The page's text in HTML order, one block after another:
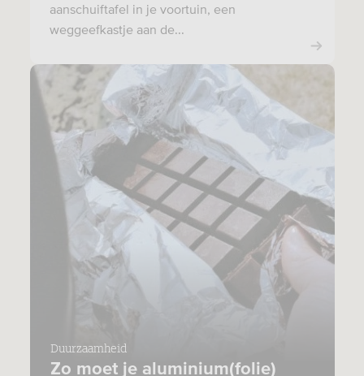
aanschuiftafel in je voortuin, een
weggeefkastje aan de...
Zo moet je aluminium(folie)
Duurzaamheid